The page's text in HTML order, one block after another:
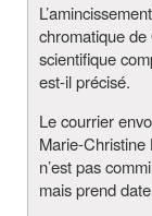
chromatique de
scientifique
est-il précisé.
Le courrier
Marie-Christine
n’est pas
mais prend